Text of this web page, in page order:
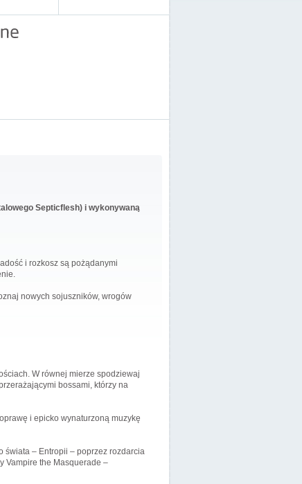
Septicflesh) i wykonywaną
i rozkosz są pożądanymi
nowych sojuszników, wrogów
W równej mierze spodziewaj
bossami, którzy na
i epicko wynaturzoną muzykę
świata – Entropii – poprzez rozdarcia
Vampire the Masquerade –